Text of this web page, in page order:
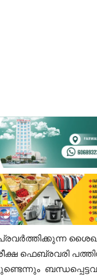
പ്രവർത്തിക്കുന്ന
ഫെബ്രവരി